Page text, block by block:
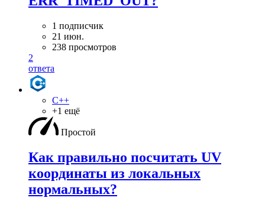
1 подписчик
21 июн.
238 просмотров
2
ответа
C++
+1 ещё
Простой
Как правильно посчитать UV
координаты из локальных
нормальных?